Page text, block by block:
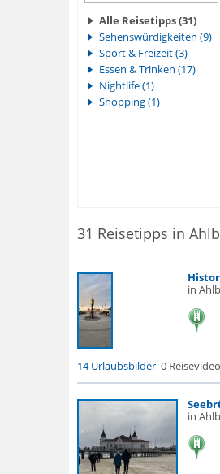
Alle Reisetipps (31)
Sehenswürdigkeiten (9)
Sport & Freizeit (3)
Essen & Trinken (17)
Nightlife (1)
Shopping (1)
31 Reisetipps in
in
14 Urlaubsbilder 0
in